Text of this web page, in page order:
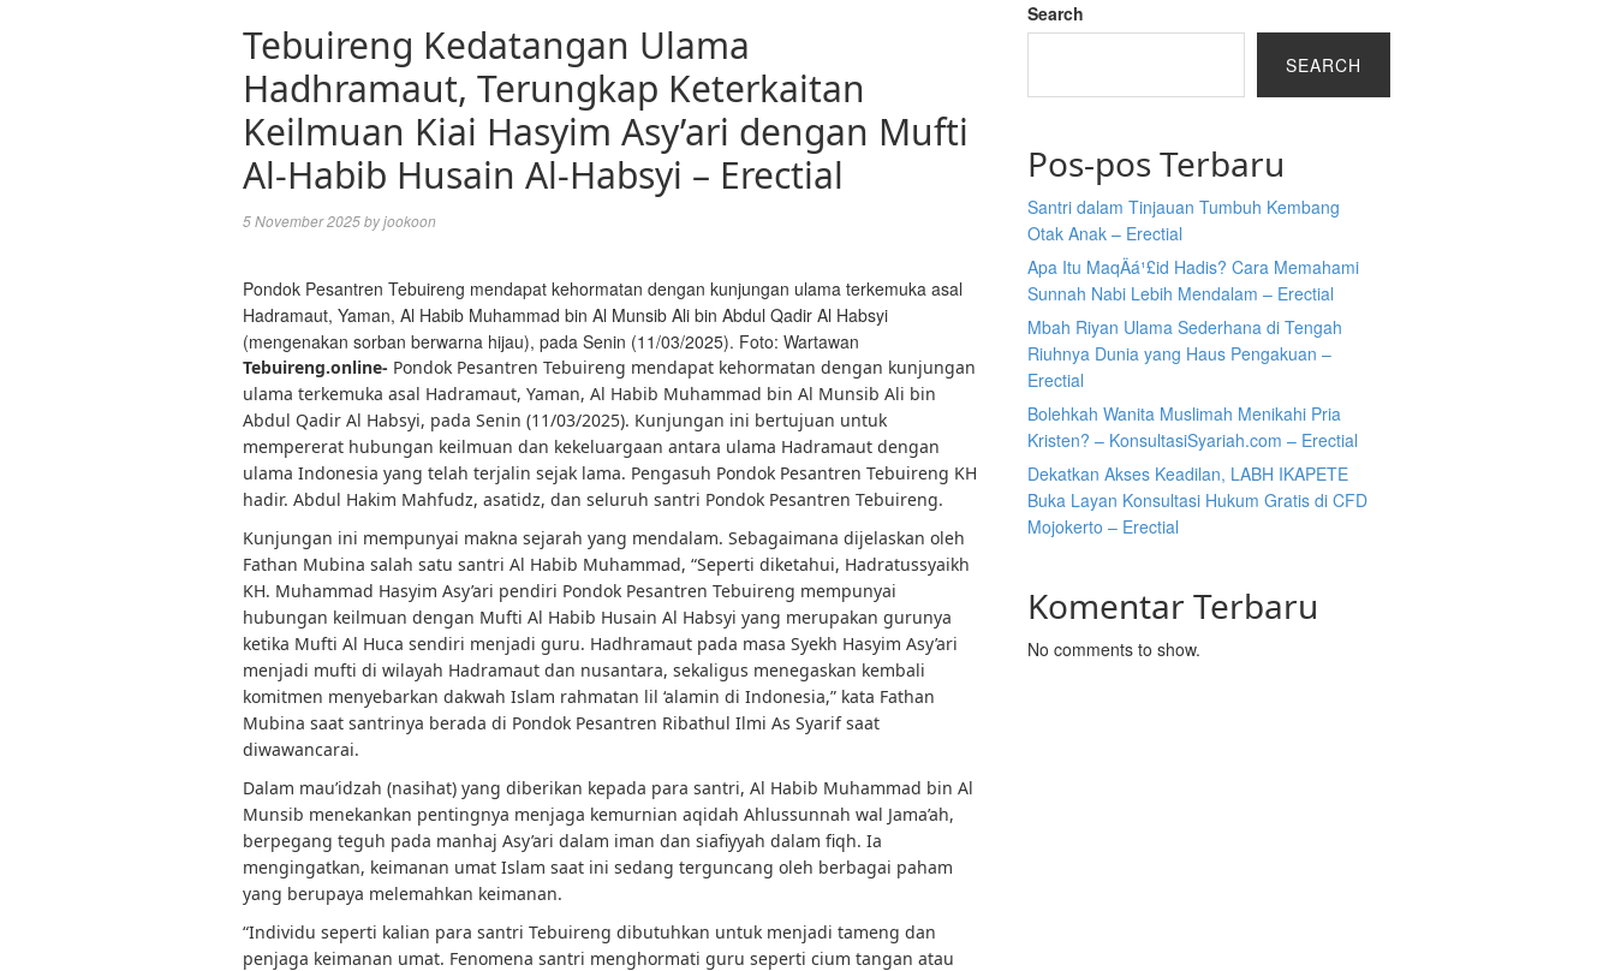
Tebuireng Kedatangan Ulama
Hadhramaut, Terungkap Keterkaitan
Keilmuan Kiai Hasyim Asy’ari dengan Mufti
Al-Habib Husain Al-Habsyi – Erectial
5 November 2025byjookoon
Pondok Pesantren Tebuireng mendapat kehormatan dengan kunjungan ulama terkemuka asal
Hadramaut, Yaman, Al Habib Muhammad bin Al Munsib Ali bin Abdul Qadir Al Habsyi
(mengenakan sorban berwarna hijau), pada Senin (11/03/2025). Foto: Wartawan
Tebuireng.online- Pondok Pesantren Tebuireng mendapat kehormatan dengan kunjungan
ulama terkemuka asal Hadramaut, Yaman, Al Habib Muhammad bin Al Munsib Ali bin
Abdul Qadir Al Habsyi, pada Senin (11/03/2025). Kunjungan ini bertujuan untuk
mempererat hubungan keilmuan dan kekeluargaan antara ulama Hadramaut dengan
ulama Indonesia yang telah terjalin sejak lama. Pengasuh Pondok Pesantren Tebuireng KH
hadir. Abdul Hakim Mahfudz, asatidz, dan seluruh santri Pondok Pesantren Tebuireng.
Kunjungan ini mempunyai makna sejarah yang mendalam. Sebagaimana dijelaskan oleh
Fathan Mubina salah satu santri Al Habib Muhammad, “Seperti diketahui, Hadratussyaikh
KH. Muhammad Hasyim Asy’ari pendiri Pondok Pesantren Tebuireng mempunyai
hubungan keilmuan dengan Mufti Al Habib Husain Al Habsyi yang merupakan gurunya
ketika Mufti Al Huca sendiri menjadi guru. Hadhramaut pada masa Syekh Hasyim Asy’ari
menjadi mufti di wilayah Hadramaut dan nusantara, sekaligus menegaskan kembali
komitmen menyebarkan dakwah Islam rahmatan lil ‘alamin di Indonesia,” kata Fathan
Mubina saat santrinya berada di Pondok Pesantren Ribathul Ilmi As Syarif saat
diwawancarai.
Dalam mau’idzah (nasihat) yang diberikan kepada para santri, Al Habib Muhammad bin Al
Munsib menekankan pentingnya menjaga kemurnian aqidah Ahlussunnah wal Jama’ah,
berpegang teguh pada manhaj Asy’ari dalam iman dan siafiyyah dalam fiqh. Ia
mengingatkan, keimanan umat Islam saat ini sedang terguncang oleh berbagai paham
yang berupaya melemahkan keimanan.
“Individu seperti kalian para santri Tebuireng dibutuhkan untuk menjadi tameng dan
penjaga keimanan umat. Fenomena santri menghormati guru seperti cium tangan atau
Search
SEARCH
Pos-pos Terbaru
Santri dalam Tinjauan Tumbuh Kembang
Otak Anak – Erectial
Apa Itu MaqÄá¹£id Hadis? Cara Memahami
Sunnah Nabi Lebih Mendalam – Erectial
Mbah Riyan Ulama Sederhana di Tengah
Riuhnya Dunia yang Haus Pengakuan –
Erectial
Bolehkah Wanita Muslimah Menikahi Pria
Kristen? – KonsultasiSyariah.com – Erectial
Dekatkan Akses Keadilan, LABH IKAPETE
Buka Layan Konsultasi Hukum Gratis di CFD
Mojokerto – Erectial
Komentar Terbaru
No comments to show.